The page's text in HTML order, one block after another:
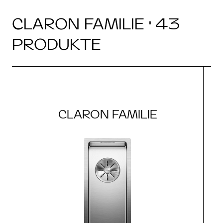
CLARON FAMILIE · 43
PRODUKTE
CLARON FAMILIE